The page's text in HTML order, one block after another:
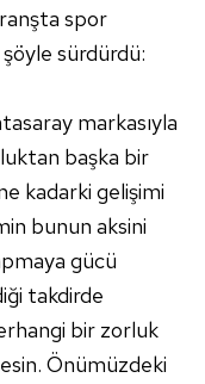
spor
şöyle sürdürdü:
markasıyla
başka bir
kadarki gelişimi
bunun aksini
gücü
takdirde
bir zorluk
Önümüzdeki